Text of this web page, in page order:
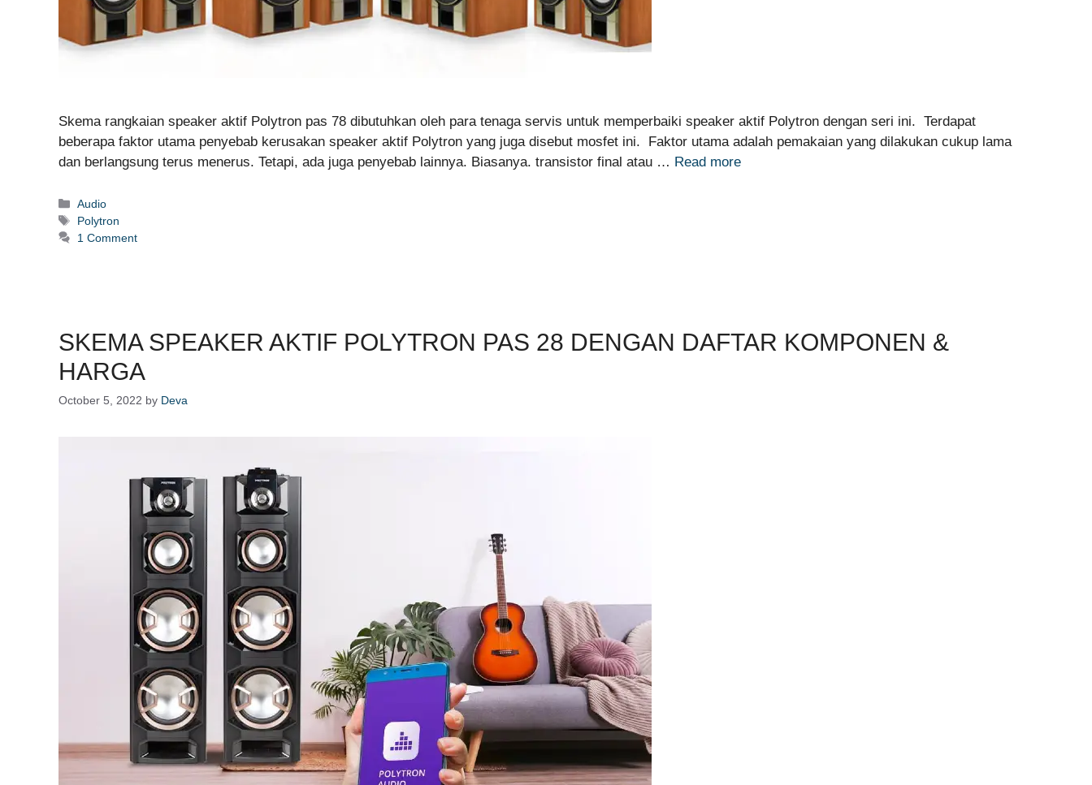
Skema rangkaian speaker aktif Polytron pas 78 dibutuhkan oleh para tenaga servis untuk memperbaiki speaker aktif Polytron dengan seri ini. Terdapat
beberapa faktor utama penyebab kerusakan speaker aktif Polytron yang juga disebut mosfet ini. Faktor utama adalah pemakaian yang dilakukan cukup lama
dan berlangsung terus menerus. Tetapi, ada juga penyebab lainnya. Biasanya. transistor final atau … Read more
Categories
Audio
Tags
Polytron
1 Comment
SKEMA SPEAKER AKTIF POLYTRON PAS 28 DENGAN DAFTAR KOMPONEN &
HARGA
October 5, 2022 by Deva